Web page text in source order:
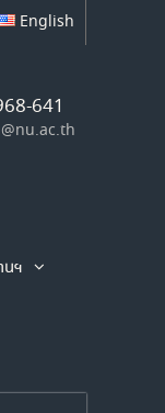
English
641
นฯ